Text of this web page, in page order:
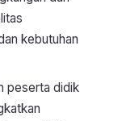
kebutuhan
peserta didik